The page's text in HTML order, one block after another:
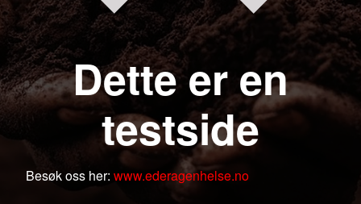
Dette er en
testside
Besøk oss her: www.ederagenhelse.no